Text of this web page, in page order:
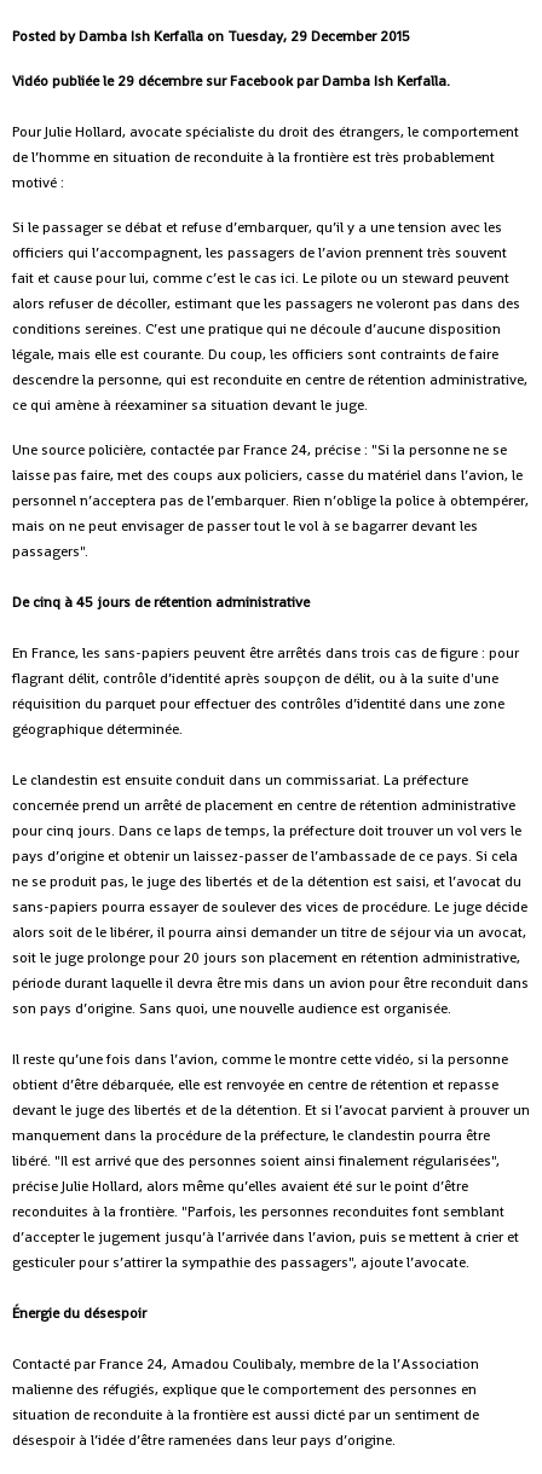
Posted by Damba Ish Kerfalla on Tuesday, 29 December 2015
Vidéo publiée le 29 décembre sur Facebook par Damba Ish Kerfalla.
Pour Julie Hollard, avocate spécialiste du droit des étrangers, le comportement
de l’homme en situation de reconduite à la frontière est très probablement
motivé :
Si le passager se débat et refuse d’embarquer, qu’il y a une tension avec les
officiers qui l’accompagnent, les passagers de l’avion prennent très souvent
fait et cause pour lui, comme c’est le cas ici. Le pilote ou un steward peuvent
alors refuser de décoller, estimant que les passagers ne voleront pas dans des
conditions sereines. C’est une pratique qui ne découle d’aucune disposition
légale, mais elle est courante. Du coup, les officiers sont contraints de faire
descendre la personne, qui est reconduite en centre de rétention administrative,
ce qui amène à réexaminer sa situation devant le juge.
Une source policière, contactée par France 24, précise : "Si la personne ne se
laisse pas faire, met des coups aux policiers, casse du matériel dans l’avion, le
personnel n’acceptera pas de l’embarquer. Rien n’oblige la police à obtempérer,
mais on ne peut envisager de passer tout le vol à se bagarrer devant les
passagers".
De cinq à 45 jours de rétention administrative
En France, les sans-papiers peuvent être arrêtés dans trois cas de figure : pour
flagrant délit, contrôle d’identité après soupçon de délit, ou à la suite d'une
réquisition du parquet pour effectuer des contrôles d’identité dans une zone
géographique déterminée.
Le clandestin est ensuite conduit dans un commissariat. La préfecture
concernée prend un arrêté de placement en centre de rétention administrative
pour cinq jours. Dans ce laps de temps, la préfecture doit trouver un vol vers le
pays d’origine et obtenir un laissez-passer de l’ambassade de ce pays. Si cela
ne se produit pas, le juge des libertés et de la détention est saisi, et l’avocat du
sans-papiers pourra essayer de soulever des vices de procédure. Le juge décide
alors soit de le libérer, il pourra ainsi demander un titre de séjour via un avocat,
soit le juge prolonge pour 20 jours son placement en rétention administrative,
période durant laquelle il devra être mis dans un avion pour être reconduit dans
son pays d’origine. Sans quoi, une nouvelle audience est organisée.
Il reste qu’une fois dans l’avion, comme le montre cette vidéo, si la personne
obtient d’être débarquée, elle est renvoyée en centre de rétention et repasse
devant le juge des libertés et de la détention. Et si l’avocat parvient à prouver un
manquement dans la procédure de la préfecture, le clandestin pourra être
libéré. "Il est arrivé que des personnes soient ainsi finalement régularisées",
précise Julie Hollard, alors même qu’elles avaient été sur le point d’être
reconduites à la frontière. "Parfois, les personnes reconduites font semblant
d’accepter le jugement jusqu’à l’arrivée dans l’avion, puis se mettent à crier et
gesticuler pour s’attirer la sympathie des passagers", ajoute l’avocate.
Énergie du désespoir
Contacté par France 24, Amadou Coulibaly, membre de la l’Association
malienne des réfugiés, explique que le comportement des personnes en
situation de reconduite à la frontière est aussi dicté par un sentiment de
désespoir à l’idée d’être ramenées dans leur pays d’origine.